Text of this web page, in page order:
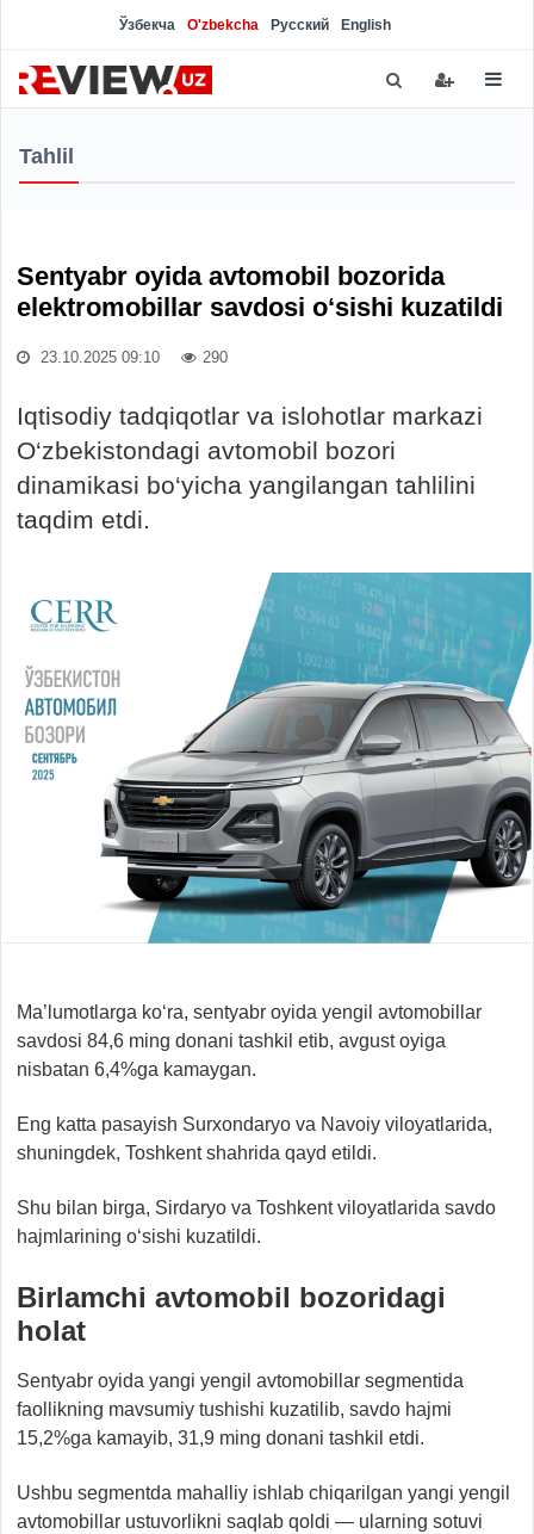
Ўзбекча O'zbekcha Русский English
Tahlil
Sentyabr oyida avtomobil bozorida
elektromobillar savdosi o‘sishi kuzatildi
23.10.2025 09:10 290
Iqtisodiy tadqiqotlar va islohotlar markazi
O‘zbekistondagi avtomobil bozori
dinamikasi bo‘yicha yangilangan tahlilini
taqdim etdi.
Ma’lumotlarga ko‘ra, sentyabr oyida yengil avtomobillar
savdosi 84,6 ming donani tashkil etib, avgust oyiga
nisbatan 6,4%ga kamaygan.
Eng katta pasayish Surxondaryo va Navoiy viloyatlarida,
shuningdek, Toshkent shahrida qayd etildi.
Shu bilan birga, Sirdaryo va Toshkent viloyatlarida savdo
hajmlarining o‘sishi kuzatildi.
Birlamchi avtomobil bozoridagi
holat
Sentyabr oyida yangi yengil avtomobillar segmentida
faollikning mavsumiy tushishi kuzatilib, savdo hajmi
15,2%ga kamayib, 31,9 ming donani tashkil etdi.
Ushbu segmentda mahalliy ishlab chiqarilgan yangi yengil
avtomobillar ustuvorlikni saqlab qoldi — ularning sotuvi